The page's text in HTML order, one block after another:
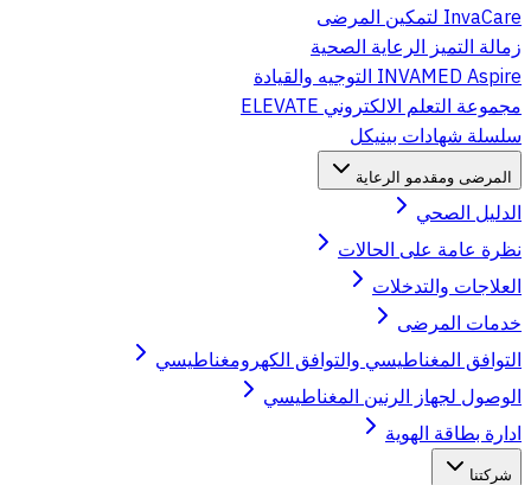
InvaCare لتمكين المرضى
زمالة التميز الرعاية الصحية
INVAMED Aspire التوجيه والقيادة
مجموعة التعلم الالكتروني ELEVATE
سلسلة شهادات بينيكل
المرضى ومقدمو الرعاية
الدليل الصحي
نظرة عامة على الحالات
العلاجات والتدخلات
خدمات المرضى
التوافق المغناطيسي والتوافق الكهرومغناطيسي
الوصول لجهاز الرنين المغناطيسي
ادارة بطاقة الهوية
شركتنا